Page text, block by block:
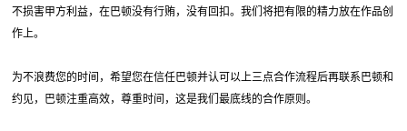
不损害甲方利益，在巴顿没有行贿，没有回扣。我们将把有限的精力放在作品创
作上。
为不浪费您的时间，希望您在信任巴顿并认可以上三点合作流程后再联系巴顿和
约见，巴顿注重高效，尊重时间，这是我们最底线的合作原则。